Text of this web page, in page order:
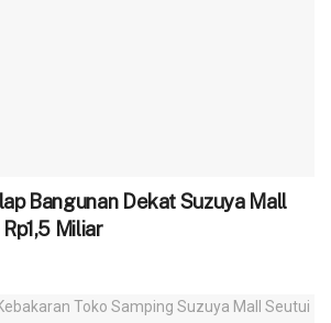
Bangunan Dekat Suzuya Mall
Miliar